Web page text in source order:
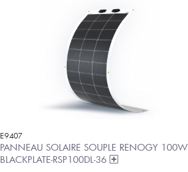
E9407
PANNEAU SOLAIRE SOUPLE RENOGY 100W
BLACKPLATE-RSP100DL-36